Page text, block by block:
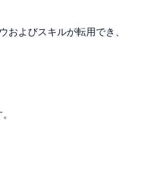
およびスキルが転用でき、